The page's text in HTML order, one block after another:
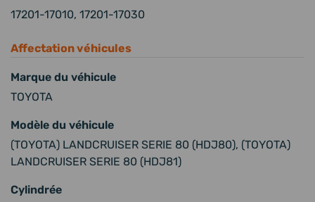
17201-17010, 17201-17030
Affectation véhicules
Marque du véhicule
TOYOTA
Modèle du véhicule
(TOYOTA) LANDCRUISER SERIE 80 (HDJ80), (TOYOTA)
LANDCRUISER SERIE 80 (HDJ81)
Cylindrée